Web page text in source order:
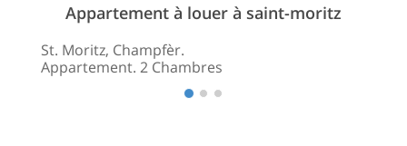
Appartement à louer à saint-moritz
St. Moritz, Champfèr.
Appartement. 2 Chambres